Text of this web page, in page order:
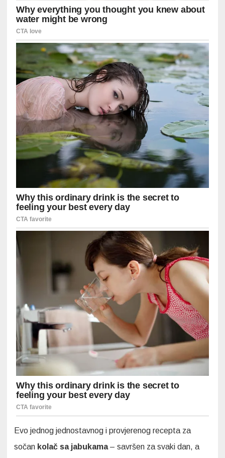
Evo jednog jednostavnog i provjerenog recepta za
sočan kolač sa jabukama– savršen za svaki dan, a